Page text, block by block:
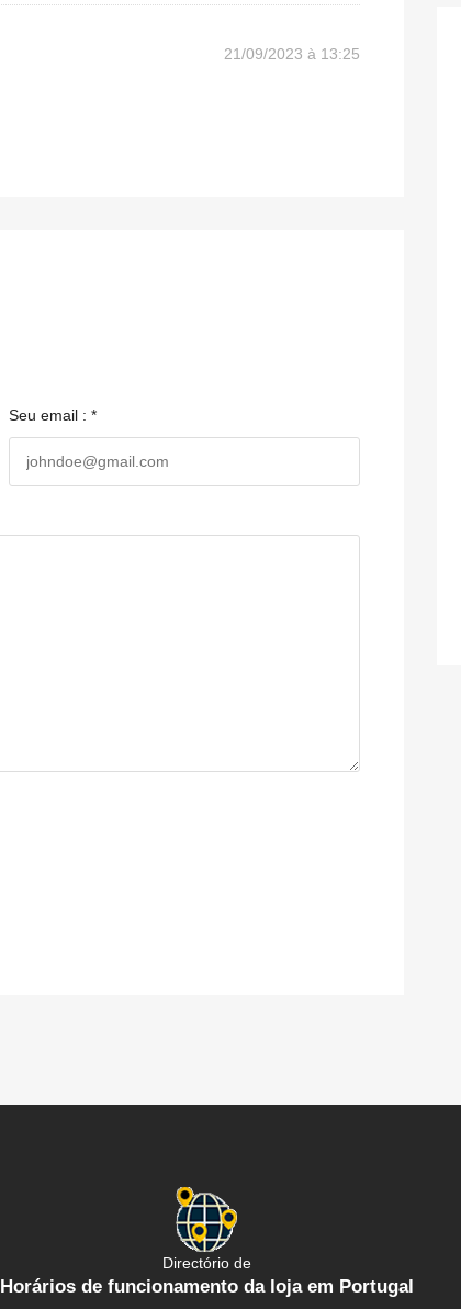
21/09/2023 à 13:25
Seu email : *
Directório de
Horários de funcionamento da loja em Portugal